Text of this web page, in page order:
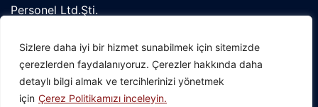
Sizlere daha iyi bir hizmet sunabilmek için sitemizde
çerezlerden faydalanıyoruz. Çerezler hakkında daha
detaylı bilgi almak ve tercihlerinizi yönetmek
için Çerez Politikamızı inceleyin.
Personel Ltd.Şti.
Kent Konseyi